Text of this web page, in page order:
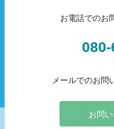
お電話でのお
メールでのお問
お問い